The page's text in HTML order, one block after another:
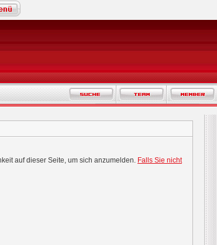
auf dieser Seite, um sich anzumelden. Falls Sie nicht